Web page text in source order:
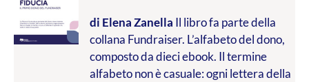
di Elena Zanella Il libro fa parte della
collana Fundraiser. L’alfabeto del dono,
composto da dieci ebook. Il termine
alfabeto non è casuale: ogni lettera della